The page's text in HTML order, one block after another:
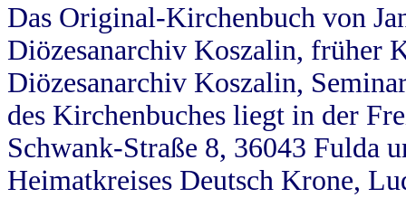
Das Original-Kirchenbuch von
Diözesanarchiv Koszalin, früher
Diözesanarchiv Koszalin,
des Kirchenbuches liegt in der
Schwank-Straße 8, 36043 Fulda
Heimatkreises Deutsch Krone,